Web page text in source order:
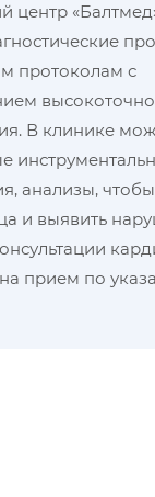
центр
протоколам с
В клинике
анализы,
и выявить
прием по